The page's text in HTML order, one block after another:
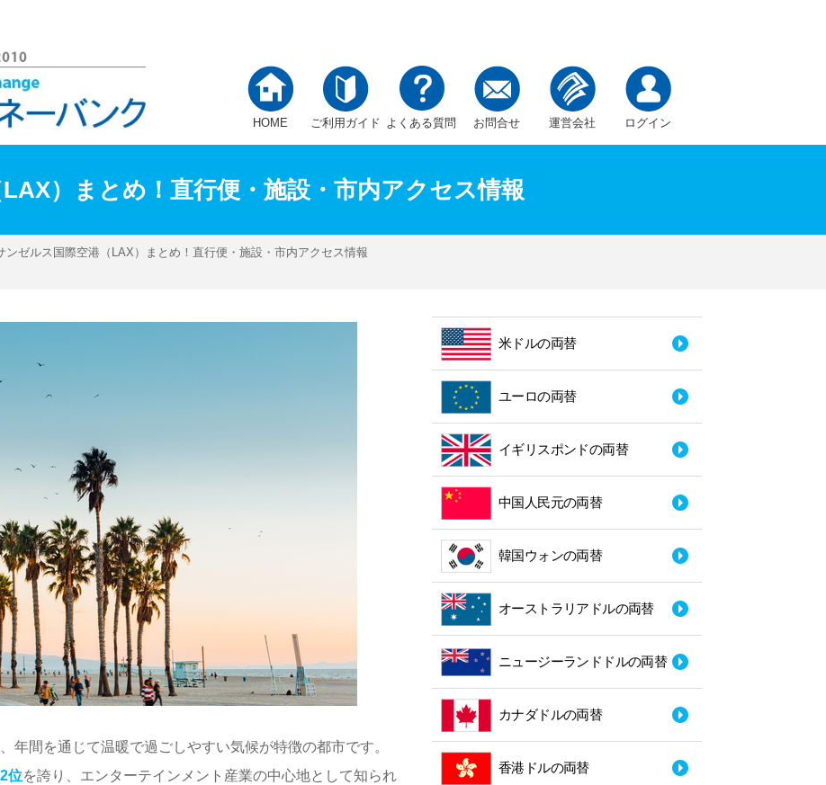
HOME ご利用ガイド よくある質問 お問合せ 運営会社 ログイン
）まとめ！直行便・施設・市内アクセス情報
ンゼルス国際空港（LAX）まとめ！直行便・施設・市内アクセス情報
年間を通じて温暖で過ごしやすい気候が特徴の都市です。
位を誇り、エンターテインメント産業の中心地として知られ
米ドルの両替
ユーロの両替
イギリスポンドの両替
中国人民元の両替
韓国ウォンの両替
オーストラリアドルの両替
ニュージーランドドルの両替
カナダドルの両替
香港ドルの両替